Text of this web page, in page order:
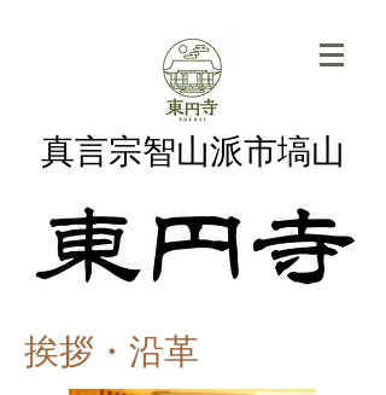
真言宗智山派市塙山
挨拶・沿革